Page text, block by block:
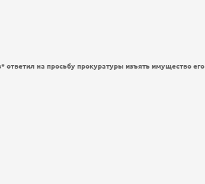
на просьбу прокуратуры изъять имущество его